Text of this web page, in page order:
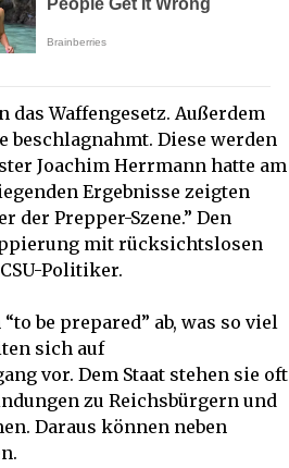
Waffengesetz. Außerdem
beschlagnahmt. Diese werden
Joachim Herrmann hatte am
Ergebnisse zeigten
der Prepper-Szene.” Den
mit rücksichtslosen
Politiker.
be prepared” ab, was so viel
sich auf
vor. Dem Staat stehen sie oft
zu Reichsbürgern und
Daraus können neben